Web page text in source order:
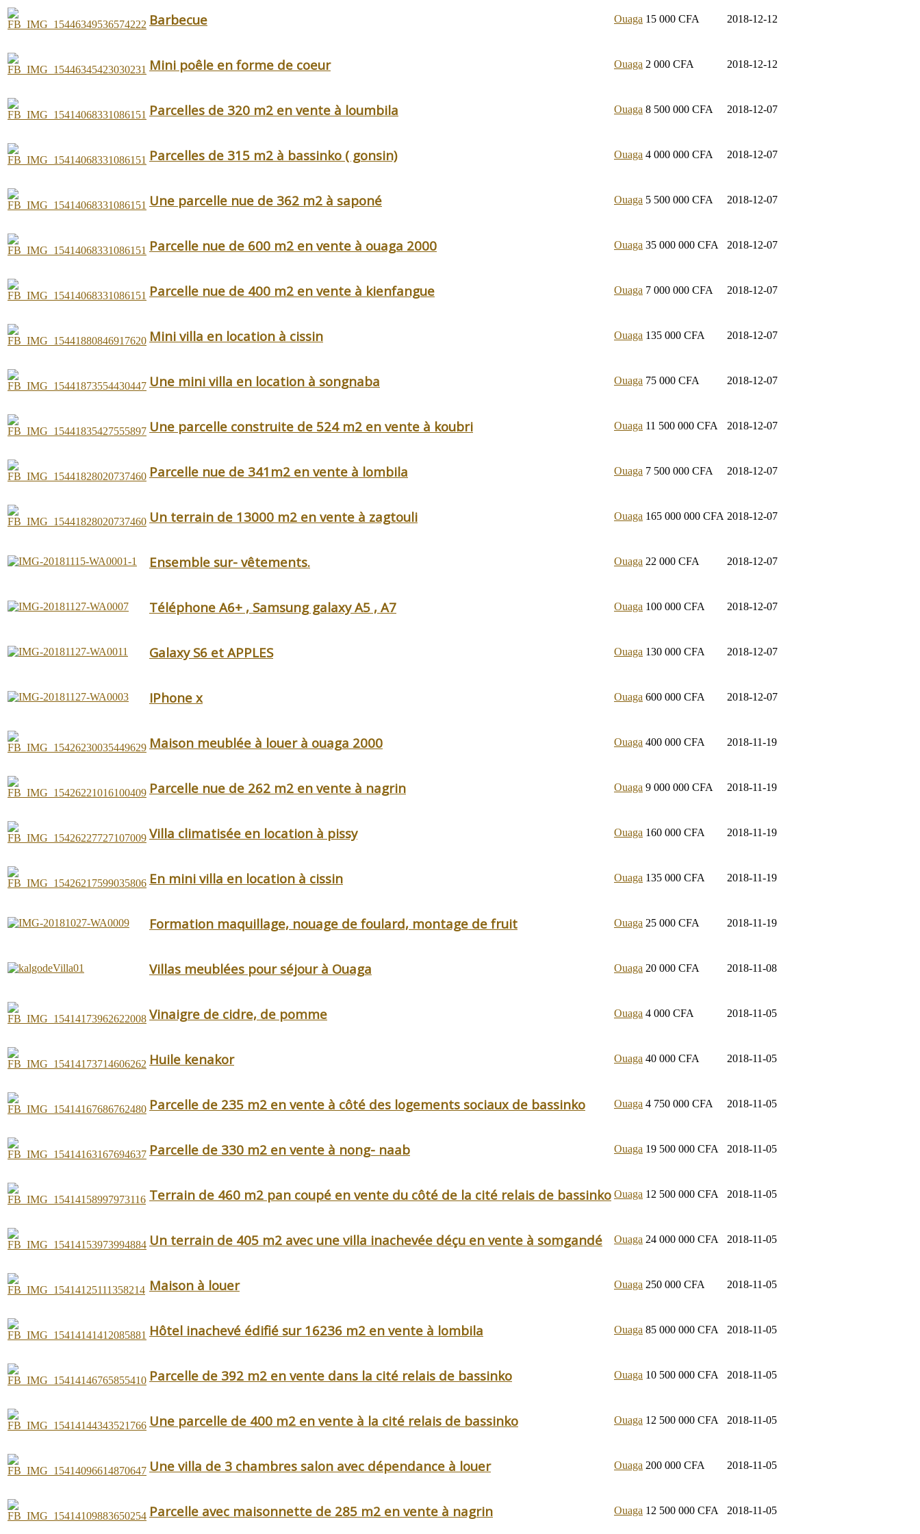
Barbecue Ouaga 15 000 CFA 2018-12-12
Mini poêle en forme de coeur Ouaga 2 000 CFA 2018-12-12
Parcelles de 320 m2 en vente à loumbila Ouaga 8 500 000 CFA 2018-12-07
Parcelles de 315 m2 à bassinko ( gonsin) Ouaga 4 000 000 CFA 2018-12-07
Une parcelle nue de 362 m2 à saponé Ouaga 5 500 000 CFA 2018-12-07
Parcelle nue de 600 m2 en vente à ouaga 2000 Ouaga 35 000 000 CFA 2018-12-07
Parcelle nue de 400 m2 en vente à kienfangue Ouaga 7 000 000 CFA 2018-12-07
Mini villa en location à cissin Ouaga 135 000 CFA 2018-12-07
Une mini villa en location à songnaba Ouaga 75 000 CFA 2018-12-07
Une parcelle construite de 524 m2 en vente à koubri Ouaga 11 500 000 CFA 2018-12-07
Parcelle nue de 341m2 en vente à lombila Ouaga 7 500 000 CFA 2018-12-07
Un terrain de 13000 m2 en vente à zagtouli Ouaga 165 000 000 CFA 2018-12-07
Ensemble sur- vêtements. Ouaga 22 000 CFA 2018-12-07
Téléphone A6+ , Samsung galaxy A5 , A7 Ouaga 100 000 CFA 2018-12-07
Galaxy S6 et APPLES Ouaga 130 000 CFA 2018-12-07
IPhone x Ouaga 600 000 CFA 2018-12-07
Maison meublée à louer à ouaga 2000 Ouaga 400 000 CFA 2018-11-19
Parcelle nue de 262 m2 en vente à nagrin Ouaga 9 000 000 CFA 2018-11-19
Villa climatisée en location à pissy Ouaga 160 000 CFA 2018-11-19
En mini villa en location à cissin Ouaga 135 000 CFA 2018-11-19
Formation maquillage, nouage de foulard, montage de fruit Ouaga 25 000 CFA 2018-11-19
Villas meublées pour séjour à Ouaga Ouaga 20 000 CFA 2018-11-08
Vinaigre de cidre, de pomme Ouaga 4 000 CFA 2018-11-05
Huile kenakor Ouaga 40 000 CFA 2018-11-05
Parcelle de 235 m2 en vente à côté des logements sociaux de bassinko Ouaga 4 750 000 CFA 2018-11-05
Parcelle de 330 m2 en vente à nong- naab Ouaga 19 500 000 CFA 2018-11-05
Terrain de 460 m2 pan coupé en vente du côté de la cité relais de bassinko Ouaga 12 500 000 CFA 2018-11-05
Un terrain de 405 m2 avec une villa inachevée déçu en vente à somgandé Ouaga 24 000 000 CFA 2018-11-05
Maison à louer Ouaga 250 000 CFA 2018-11-05
Hôtel inachevé édifié sur 16236 m2 en vente à lombila Ouaga 85 000 000 CFA 2018-11-05
Parcelle de 392 m2 en vente dans la cité relais de bassinko Ouaga 10 500 000 CFA 2018-11-05
Une parcelle de 400 m2 en vente à la cité relais de bassinko Ouaga 12 500 000 CFA 2018-11-05
Une villa de 3 chambres salon avec dépendance à louer Ouaga 200 000 CFA 2018-11-05
Parcelle avec maisonnette de 285 m2 en vente à nagrin Ouaga 12 500 000 CFA 2018-11-05